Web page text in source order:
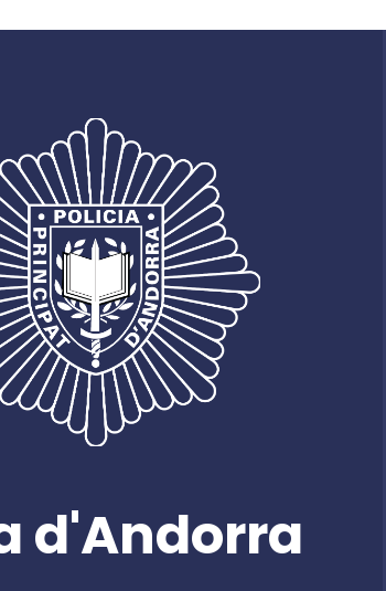
d'Andorra